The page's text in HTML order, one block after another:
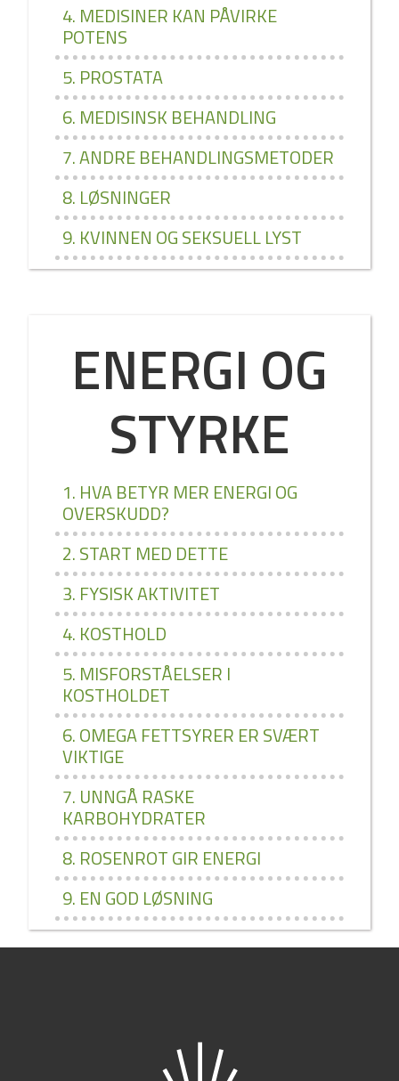
4. MEDISINER KAN PÅVIRKE
POTENS
5. PROSTATA
6. MEDISINSK BEHANDLING
7. ANDRE BEHANDLINGSMETODER
8. LØSNINGER
9. KVINNEN OG SEKSUELL LYST
ENERGI OG
STYRKE
1. HVA BETYR MER ENERGI OG
OVERSKUDD?
2. START MED DETTE
3. FYSISK AKTIVITET
4. KOSTHOLD
5. MISFORSTÅELSER I
KOSTHOLDET
6. OMEGA FETTSYRER ER SVÆRT
VIKTIGE
7. UNNGÅ RASKE
KARBOHYDRATER
8. ROSENROT GIR ENERGI
9. EN GOD LØSNING